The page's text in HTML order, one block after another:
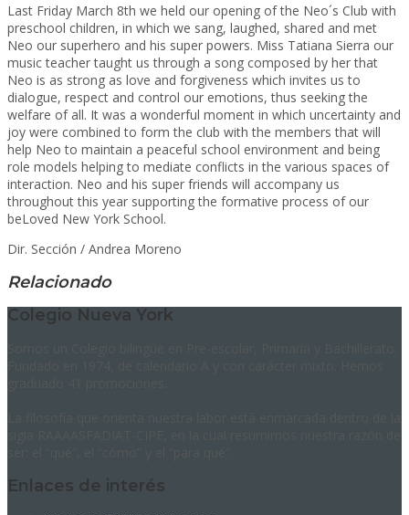
Last Friday March 8th we held our opening of the Neo´s Club with
preschool children, in which we sang, laughed, shared and met
Neo our superhero and his super powers. Miss Tatiana Sierra our
music teacher taught us through a song composed by her that
Neo is as strong as love and forgiveness which invites us to
dialogue, respect and control our emotions, thus seeking the
welfare of all. It was a wonderful moment in which uncertainty and
joy were combined to form the club with the members that will
help Neo to maintain a peaceful school environment and being
role models helping to mediate conflicts in the various spaces of
interaction. Neo and his super friends will accompany us
throughout this year supporting the formative process of our
beLoved New York School.
Dir. Sección / Andrea Moreno
Relacionado
Colegio Nueva York
Enlaces de interés